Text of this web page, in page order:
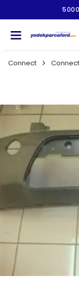
5000
Connect